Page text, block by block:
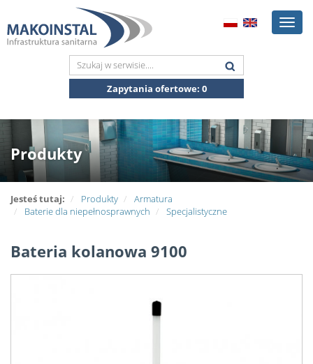
Zapytania ofertowe: 0
Toggle
Produkty
Jesteś tutaj: Produkty
Armatura
Baterie dla niepełnosprawnych
Specjalistyczne
Bateria kolanowa 9100